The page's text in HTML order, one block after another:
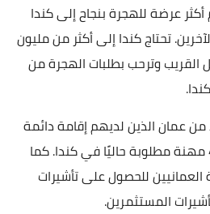
أكثر عرضة للهجرة بنجاح إلى كندا
تحتاج كندا إلى أكثر من مليون
وترحب بطلبات الهجرة من
من عمان الذين لديهم إقامة دائمة
ومهارات في أكثر من 400 مهنة مطلوبة حاليًا في كندا. كما
العمانيين للحصول على تأشيرات
المستثمرين.